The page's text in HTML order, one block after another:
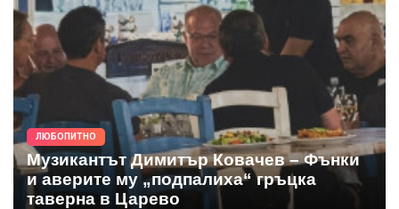
ЛЮБОПИТНО
Музикантът Димитър Ковачев – Фънки
и аверите му „подпалиха“ гръцка
таверна в Царево